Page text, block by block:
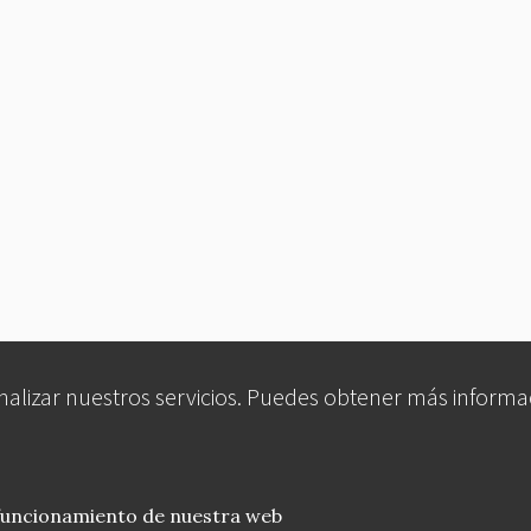
nuestros servicios. Puedes obtener más
de nuestra web